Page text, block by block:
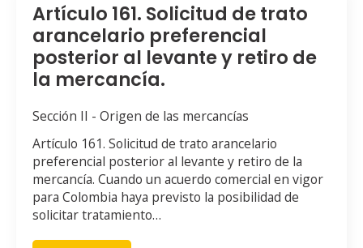
Artículo 161. Solicitud de trato
arancelario preferencial
posterior al levante y retiro de
la mercancía.
Sección II - Origen de las mercancías
Artículo 161. Solicitud de trato arancelario
preferencial posterior al levante y retiro de la
mercancía. Cuando un acuerdo comercial en vigor
para Colombia haya previsto la posibilidad de
solicitar tratamiento…